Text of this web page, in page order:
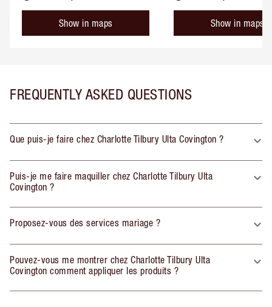
Show in maps Show in maps
FREQUENTLY ASKED QUESTIONS
Que puis-je faire chez Charlotte Tilbury Ulta Covington ?
Puis-je me faire maquiller chez Charlotte Tilbury Ulta
Covington ?
Proposez-vous des services mariage ?
Pouvez-vous me montrer chez Charlotte Tilbury Ulta
Covington comment appliquer les produits ?